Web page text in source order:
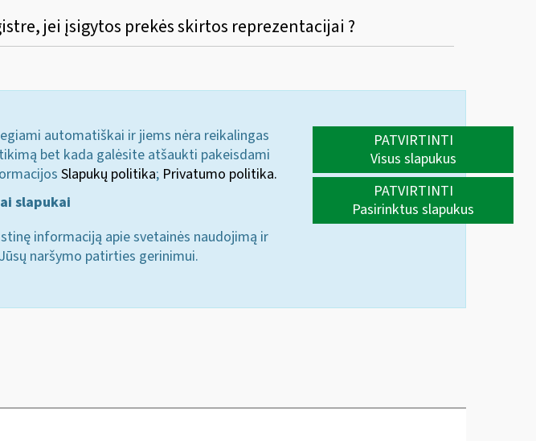
jei įsigytos prekės skirtos reprezentacijai ?
automatiškai ir jiems nėra reikalingas
bet kada galėsite atšaukti pakeisdami
Slapukų politika; Privatumo politika.
slapukai
informaciją apie svetainės naudojimą ir
naršymo patirties gerinimui.
PATVIRTINTI
Visus slapukus
PATVIRTINTI
Pasirinktus slapukus